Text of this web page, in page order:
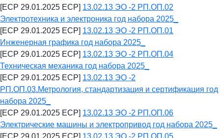
[ECP 29.01.2025 ECP] 13.02.13 ЭО -2 РП.ОП.02
Электротехника и электроника год набора 2025_
[ECP 29.01.2025 ECP] 13.02.13 ЭО -2 РП.ОП.01
Инженерная графика год набора 2025_
[ECP 29.01.2025 ECP] 13.02.13 ЭО -2 РП.ОП.04
Техническая механика год набора 2025_
[ECP 29.01.2025 ECP] 13.02.13 ЭО -2
РП.ОП.03.Метрология, стандартизация и сертификация год
набора 2025_
[ECP 29.01.2025 ECP] 13.02.13 ЭО -2 РП.ОП.06
Электрические машины и электропривод год набора 2025_
[ECP 29.01.2025 ECP] 13.02.13 ЭО -2 РП.ОП.05